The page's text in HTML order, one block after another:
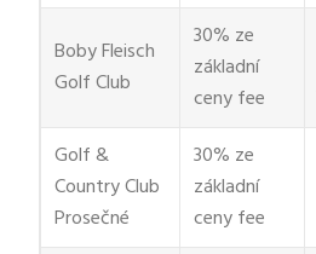
Boby Fleisch
Golf Club
30% ze
základní
ceny fee
Golf &
Country Club
Prosečné
30% ze
základní
ceny fee